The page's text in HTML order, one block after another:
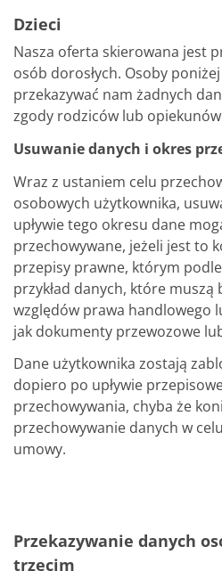
Dzieci
Nasza oferta skierowana jest
osób dorosłych. Osoby
przekazywać nam żadnych
zgody rodziców lub
Usuwanie danych i okres
Wraz z ustaniem celu
osobowych użytkownika,
upływie tego okresu dane
przechowywane, jeżeli jest to
przepisy prawne, którym
przykład danych, które muszą
względów prawa handlowego
jak dokumenty przewozowe
Dane użytkownika zostają
dopiero po upływie
przechowywania, chyba że
przechowywanie danych w
umowy.
Przekazywanie danych
trzecim